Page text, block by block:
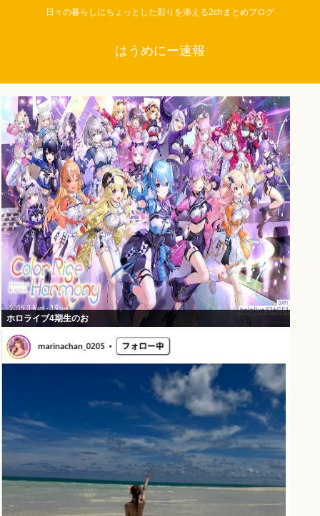
日々の暮らしにちょっとした彩りを添える2chまとめブログ
はうめにー速報
ホロライブ4期生のお